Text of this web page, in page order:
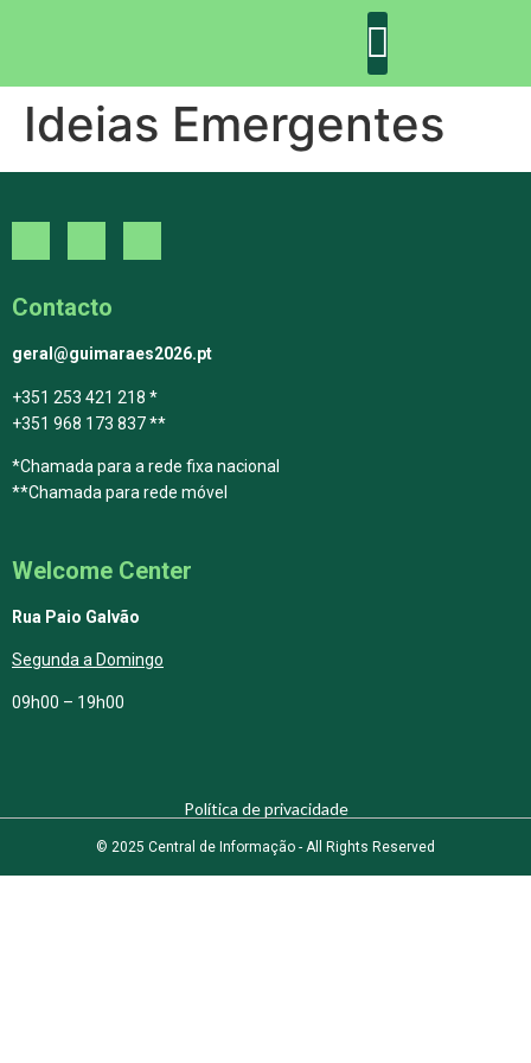
Ideias Emergentes
Contacto
geral@guimaraes2026.pt
+351 253 421 218 *
+351 968 173 837 **
*Chamada para a rede fixa nacional
**Chamada para rede móvel
Welcome Center
Rua Paio Galvão
Segunda a Domingo
09h00 – 19h00
Política de privacidade
© 2025 Central de Informação - All Rights Reserved